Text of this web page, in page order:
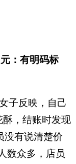
：有明码标
子反映，自己
，结账时发现
没有说清楚价
数众多，店员